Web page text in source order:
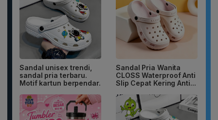
Sandal unisex trendi,
sandal pria terbaru.
Motif kartun berpendar.
Sandal Pria Wanita
CLOSS Waterproof Anti
Slip Cepat Kering Anti...